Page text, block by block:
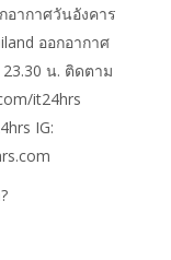
อากาศวันอังคาร
ออกอากาศ
น. ติดตาม
it24hrs
IG: